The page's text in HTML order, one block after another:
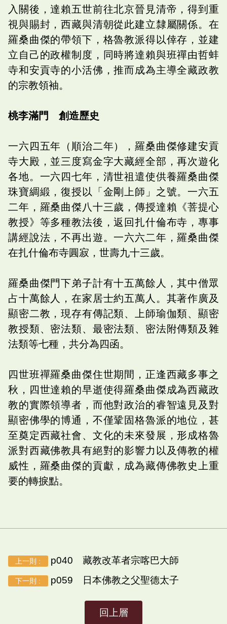
入關後，達賴五世前往北京晉見清帝，得到重
視與賜封，西藏與清朝從此建立隸屬關係。在
羅桑曲傑的帶領下，格魯教派得以倖存，並建
立自己的政權制度，同時將達賴與班禪由哲蚌
寺和安貢寺的小活佛，推而成為主導全藏政教
的宗教領袖。
桃李滿門 創造歷史
一六四五年（順治二年），羅桑曲傑修建安貢
寺大殿，並三度寫金字大藏經全部，再次遊化
各地。一六四七年，清世祖遣使供養羅桑曲傑
珠寶綢緞，復授以「金剛上師」之號。一六五
二年，羅桑曲傑八十三歲，傳授達賴《菩提心
教授》等多種教法後，返回扎什倫布寺，專事
講經說法，不再出遊。一六六二年，羅桑曲傑
在扎什倫布寺圓寂，世壽九十三歲。
羅桑曲傑門下弟子計有十五萬餘人，其中僧眾
占十萬餘人，在家居士約五萬人。其著作廣及
顯密二教，現存有傳記類、上師瑜伽類、顯密
教授類、密法類、最密法類、密法附傳類及雜
法類等七種，共分為四函。
四世班禪羅桑曲傑住世期間，正逢西藏多事之
秋，四世達賴的早逝使得羅桑曲傑成為西藏政
教的實際領導者，而他對政治的睿智遠見及對
顯密佛學的博通，不僅鞏固格魯派的地位，甚
至奠定西藏社會、文化的未來發展，形成格魯
派對西藏佛教具有絕對的影響力以及傳教的權
威性，羅桑曲傑的貢獻，成為藏傳佛教史上重
要的轉捩點。
上一則 : p040 藏教改革者宗喀巴大師
下一則 : p059 日本佛教之父聖德太子
回上層